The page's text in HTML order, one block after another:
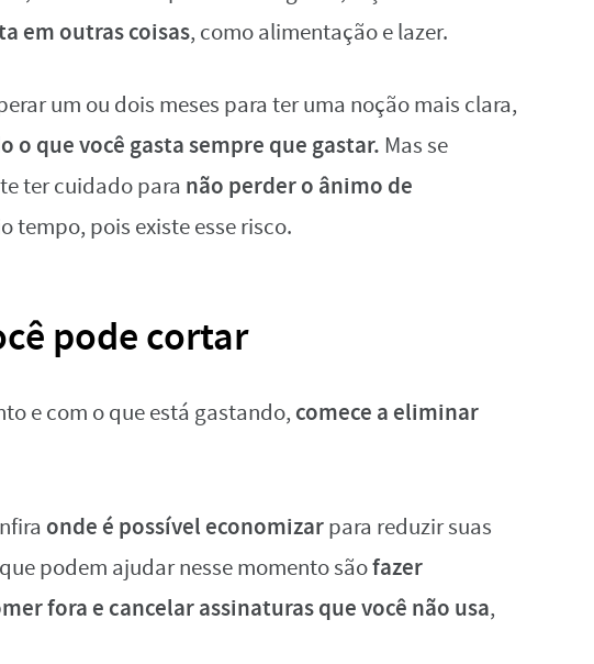
em outras coisas, como alimentação e lazer.
um ou dois meses para ter uma noção mais clara,
o que você gasta sempre que gastar. Mas se
ter cuidado para não perder o ânimo de
tempo, pois existe esse risco.
pode cortar
e com o que está gastando, comece a eliminar
onde é possível economizarpara reduzir suas
podem ajudar nesse momento sãofazer
fora e cancelar assinaturas que você não usa,